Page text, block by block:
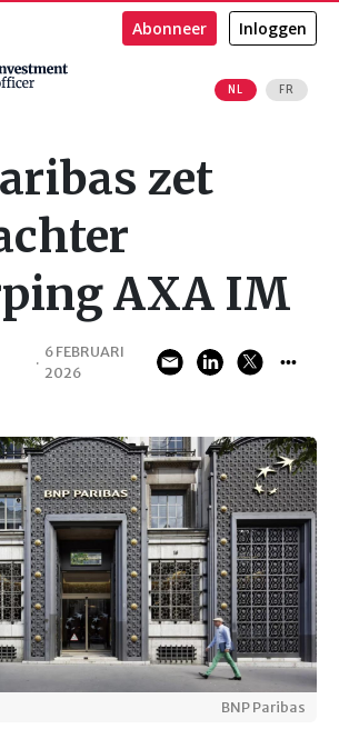
NL FR
Abonneer Inloggen
zet
AXA IM
·
6 FEBRUARI
2026
BNP Paribas